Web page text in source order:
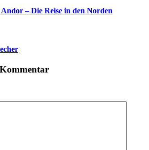
– Die Reise in den Norden